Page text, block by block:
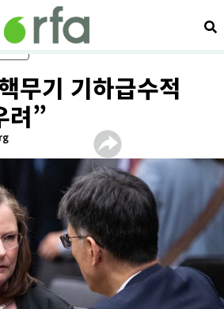
검
무기 기하급수적
려”